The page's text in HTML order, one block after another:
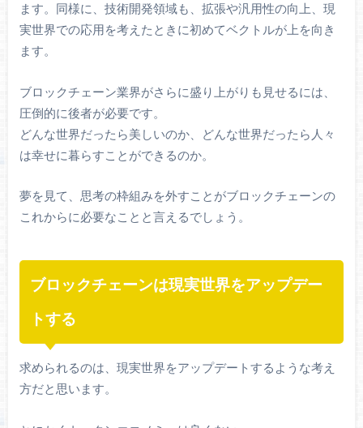
ます。同様に、技術開発領域も、拡張や汎用性の向上、現
実世界での応用を考えたときに初めてベクトルが上を向き
ます。
ブロックチェーン業界がさらに盛り上がりも見せるには、
圧倒的に後者が必要です。
どんな世界だったら美しいのか、どんな世界だったら人々
は幸せに暮らすことができるのか。
夢を見て、思考の枠組みを外すことがブロックチェーンの
これからに必要なことと言えるでしょう。
ブロックチェーンは現実世界をアップデー
トする
求められるのは、現実世界をアップデートするような考え
方だと思います。